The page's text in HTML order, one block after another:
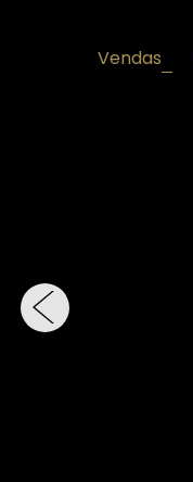
Vendas
‹